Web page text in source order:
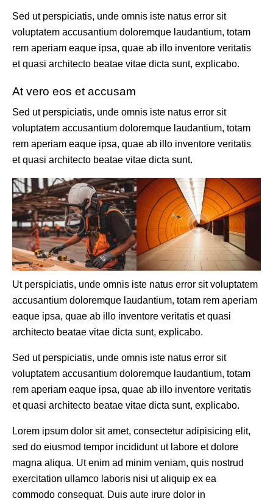
Sed ut perspiciatis, unde omnis iste natus error sit
voluptatem accusantium doloremque laudantium, totam
rem aperiam eaque ipsa, quae ab illo inventore veritatis
et quasi architecto beatae vitae dicta sunt, explicabo.
At vero eos et accusam
Sed ut perspiciatis, unde omnis iste natus error sit
voluptatem accusantium doloremque laudantium, totam
rem aperiam eaque ipsa, quae ab illo inventore veritatis
et quasi architecto beatae vitae dicta sunt.
Ut perspiciatis, unde omnis iste natus error sit voluptatem
accusantium doloremque laudantium, totam rem aperiam
eaque ipsa, quae ab illo inventore veritatis et quasi
architecto beatae vitae dicta sunt, explicabo.
Sed ut perspiciatis, unde omnis iste natus error sit
voluptatem accusantium doloremque laudantium, totam
rem aperiam eaque ipsa, quae ab illo inventore veritatis
et quasi architecto beatae vitae dicta sunt, explicabo.
Lorem ipsum dolor sit amet, consectetur adipisicing elit,
sed do eiusmod tempor incididunt ut labore et dolore
magna aliqua. Ut enim ad minim veniam, quis nostrud
exercitation ullamco laboris nisi ut aliquip ex ea
commodo consequat. Duis aute irure dolor in